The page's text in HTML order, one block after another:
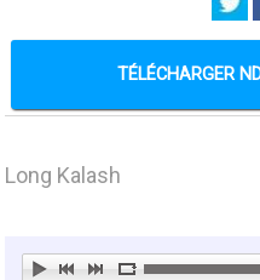
TÉLÉCHARGER
Long Kalash